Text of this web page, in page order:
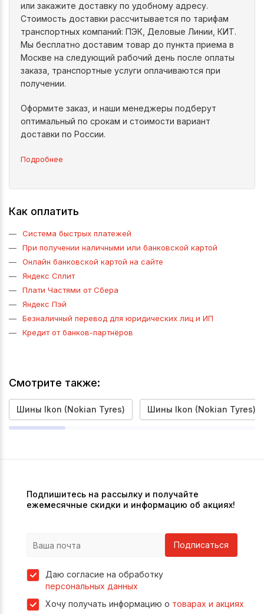
или закажите доставку по удобному адресу.
Стоимость доставки рассчитывается по тарифам
транспортных компаний: ПЭК, Деловые Линии, КИТ.
Мы бесплатно доставим товар до пункта приема в
Москве на следующий рабочий день после оплаты
заказа, транспортные услуги оплачиваются при
получении.
Оформите заказ, и наши менеджеры подберут
оптимальный по срокам и стоимости вариант
доставки по России.
Подробнее
Как оплатить
Система быстрых платежей
При получении наличными или банковской картой
Онлайн банковской картой на сайте
Яндекс Сплит
Плати Частями от Сбера
Яндекс Пэй
Безналичный перевод для юридических лиц и ИП
Кредит от банков-партнёров
Смотрите также:
Шины Ikon (Nokian Tyres) Шины Ikon (Nokian Tyres)
Подпишитесь на рассылку и получайте
ежемесячные скидки и информацию об акциях!
Подписаться
Даю согласие на обработку
персональных данных
Хочу получать информацию о товарах и акциях